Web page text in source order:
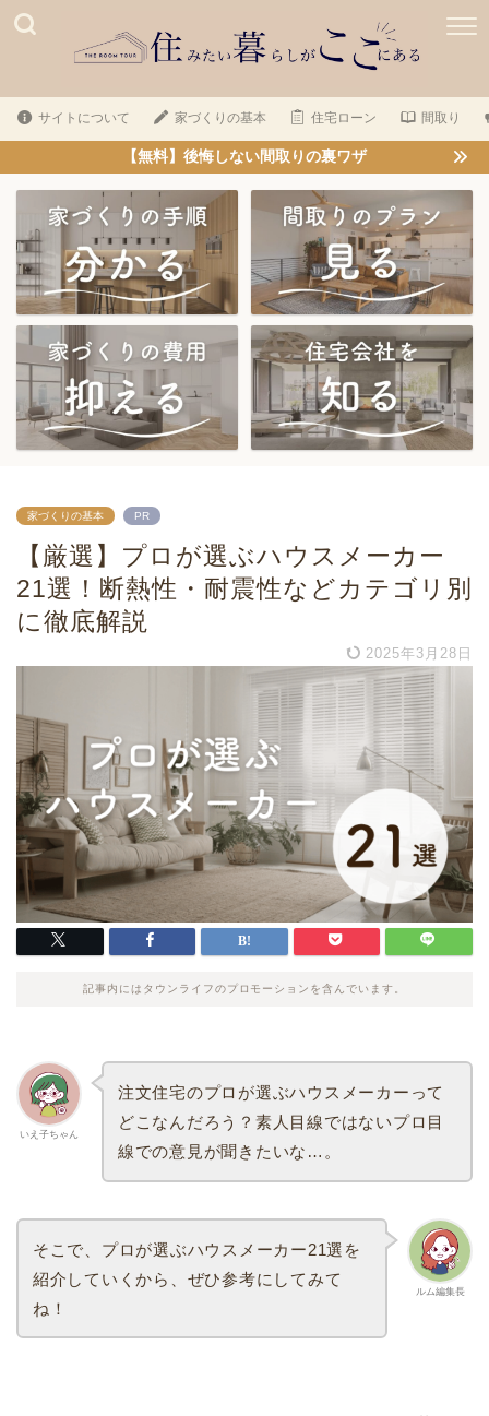
サイトについて 家づくりの基本 住宅ローン 間取り
【無料】後悔しない間取りの裏ワザ
家づくりの基本 PR
【厳選】プロが選ぶハウスメーカー
21選！断熱性・耐震性などカテゴリ別
に徹底解説
2025年3月28日
記事内にはタウンライフのプロモーションを含んでいます。
いえ子ちゃん
注文住宅のプロが選ぶハウスメーカーって
どこなんだろう？素人目線ではないプロ目
線での意見が聞きたいな…。
ルム編集長
そこで、プロが選ぶハウスメーカー21選を
紹介していくから、ぜひ参考にしてみて
ね！